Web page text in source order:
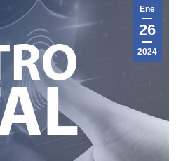
Ene
26
2024